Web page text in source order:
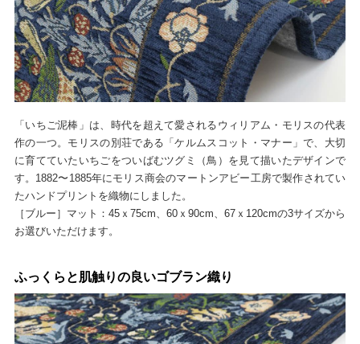
「いちご泥棒」は、時代を超えて愛されるウィリアム・モリスの代表
作の一つ。モリスの別荘である「ケルムスコット・マナー」で、大切
に育てていたいちごをついばむツグミ（鳥）を見て描いたデザインで
す。1882〜1885年にモリス商会のマートンアビー工房で製作されてい
たハンドプリントを織物にしました。
［ブルー］マット：45ｘ75cm、60ｘ90cm、67ｘ120cmの3サイズから
お選びいただけます。
ふっくらと肌触りの良いゴブラン織り